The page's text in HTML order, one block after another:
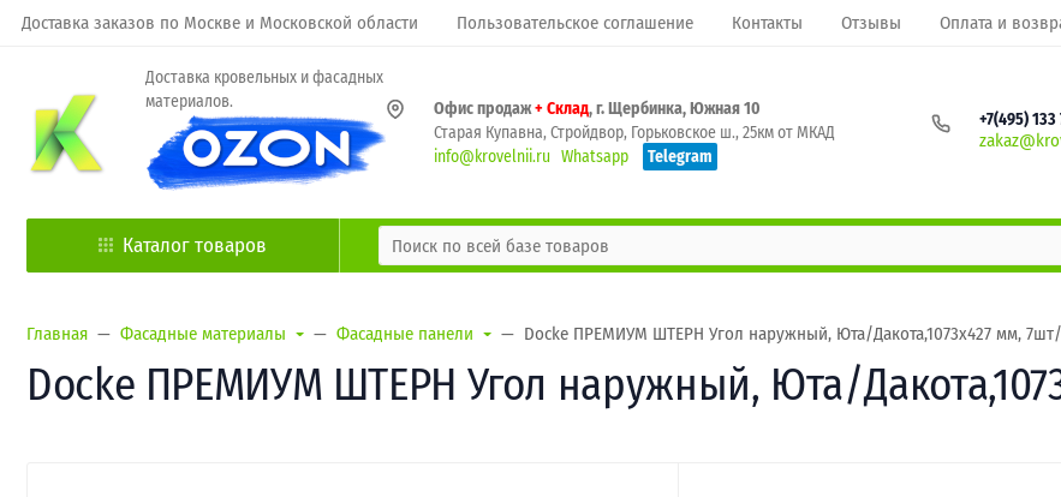
Доставка заказов по Москве и Московской области Пользовательское соглашение Контакты Отзывы Оплата и
Доставка кровельных и фасадных
материалов.
Офис продаж+ Склад, г. Щербинка, Южная 10
Старая Купавна, Стройдвор, Горьковское ш., 25км от МКАД
info@krovelnii.ru Whatsapp Telegram
+7(495) 133
Каталог товаров
Главная Фасадные материалы Фасадные панели Docke ПРЕМИУМ ШТЕРН Угол наружный, Юта/Дакота,1073х427 мм,
Docke ПРЕМИУМ ШТЕРН Угол наружный, Юта/